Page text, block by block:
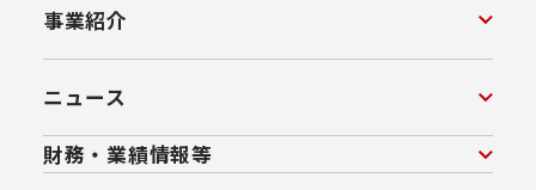
事業紹介
ニュース
財務・業績情報等